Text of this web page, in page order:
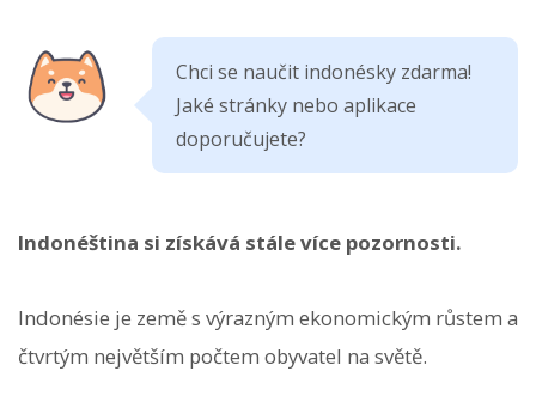
Chci se naučit indonésky zdarma!
Jaké stránky nebo aplikace
doporučujete?
Indonéština si získává stále více pozornosti.
Indonésie je země s výrazným ekonomickým růstem a
čtvrtým největším počtem obyvatel na světě.